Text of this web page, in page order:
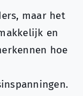
maar het
en
hoe